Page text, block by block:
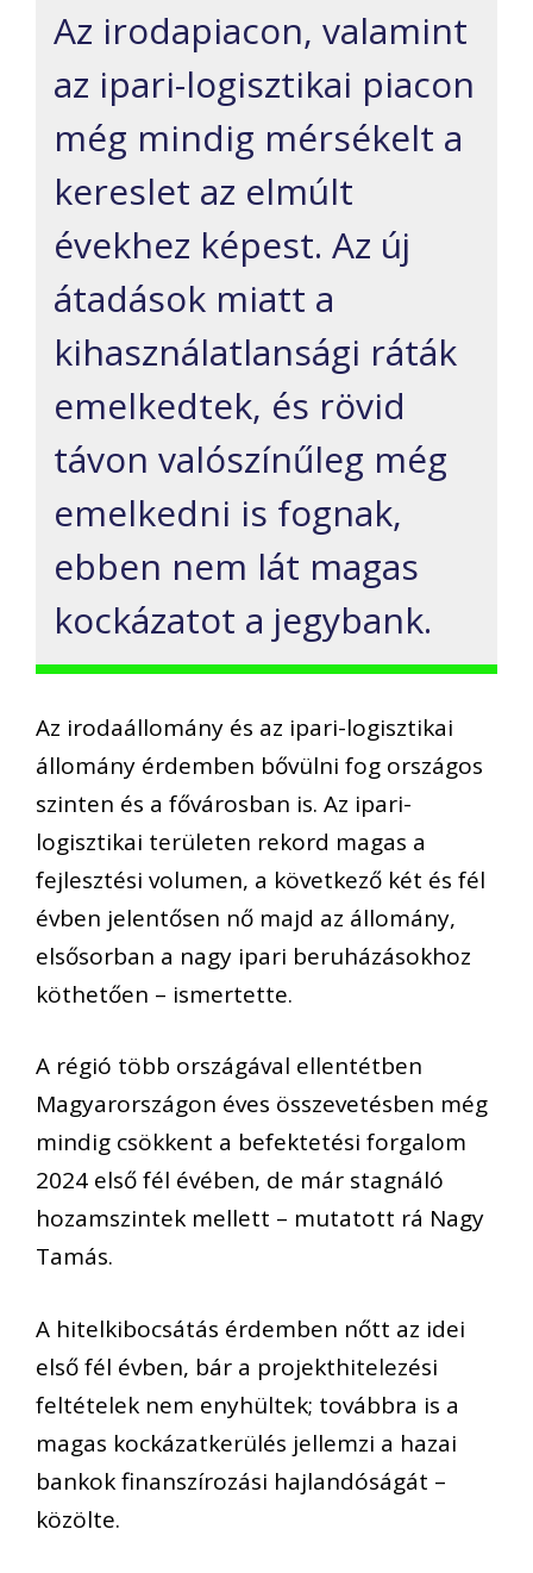
Az irodapiacon, valamint
az ipari-logisztikai piacon
még mindig mérsékelt a
kereslet az elmúlt
évekhez képest. Az új
átadások miatt a
kihasználatlansági ráták
emelkedtek, és rövid
távon valószínűleg még
emelkedni is fognak,
ebben nem lát magas
kockázatot a jegybank.
Az irodaállomány és az ipari-logisztikai
állomány érdemben bővülni fog országos
szinten és a fővárosban is. Az ipari-
logisztikai területen rekord magas a
fejlesztési volumen, a következő két és fél
évben jelentősen nő majd az állomány,
elsősorban a nagy ipari beruházásokhoz
köthetően – ismertette.
A régió több országával ellentétben
Magyarországon éves összevetésben még
mindig csökkent a befektetési forgalom
2024 első fél évében, de már stagnáló
hozamszintek mellett – mutatott rá Nagy
Tamás.
A hitelkibocsátás érdemben nőtt az idei
első fél évben, bár a projekthitelezési
feltételek nem enyhültek; továbbra is a
magas kockázatkerülés jellemzi a hazai
bankok finanszírozási hajlandóságát –
közölte.